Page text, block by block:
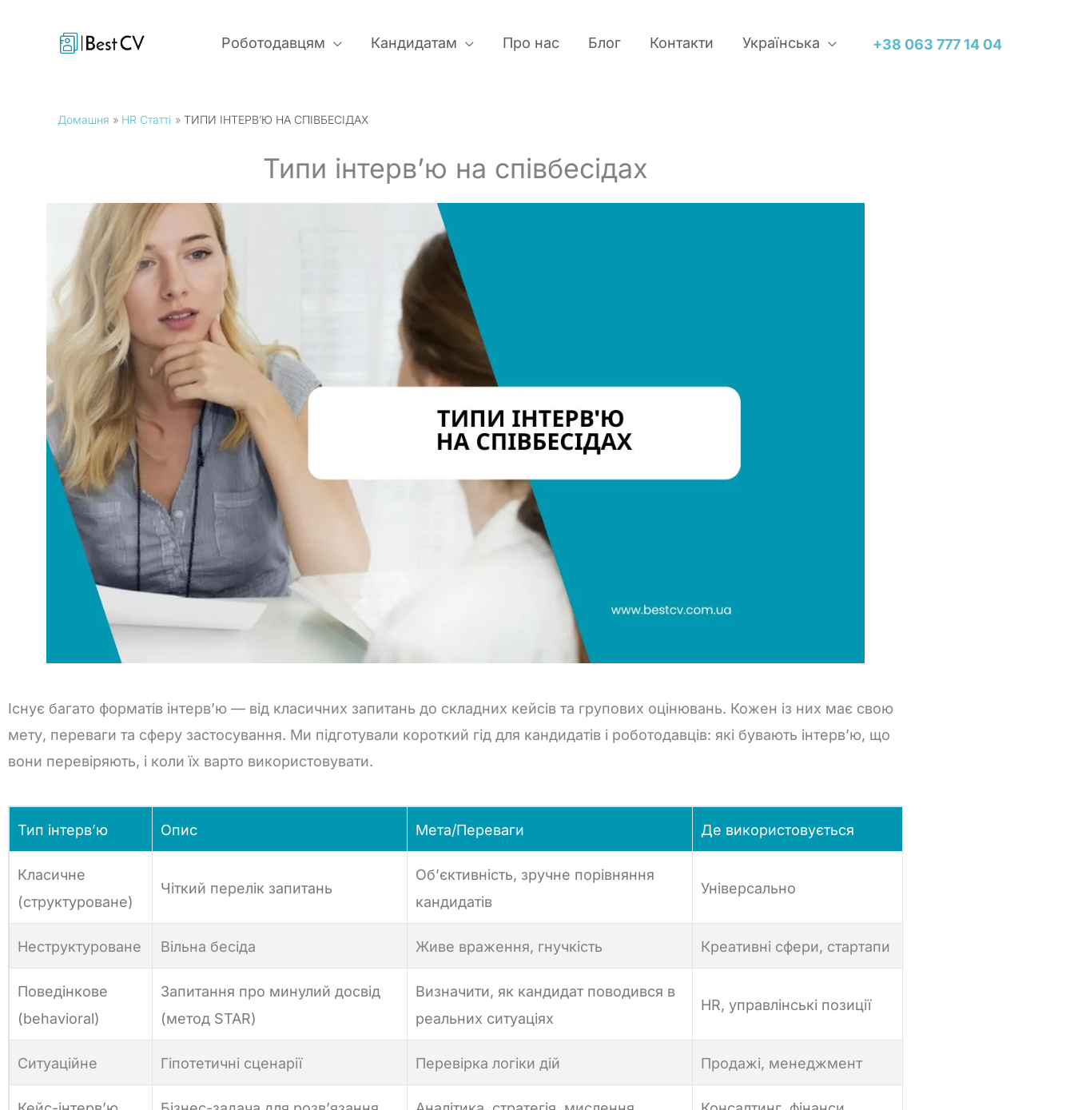
Роботодавцям Кандидатам Про нас Блог Контакти Українська +38 063 777 14 04
Домашня HR Статті ТИПИ ІНТЕРВ’Ю НА СПІВБЕСІДАХ
Типи інтерв’ю на співбесідах
Існує багато форматів інтерв’ю — від класичних запитань до складних кейсів та групових оцінювань. Кожен із них має свою
мету, переваги та сферу застосування. Ми підготували короткий гід для кандидатів і роботодавців: які бувають інтерв’ю, що
вони перевіряють, і колиїх варто використовувати.
Тип інтерв’ю Опис Мета/Переваги Де використовується
Класичне
(структуроване)
Чіткий перелік запитань
Об’єктивність, зручне порівняння
кандидатів
Універсально
Неструктуроване Вільна бесіда Живе враження, гнучкість Креативні сфери, стартапи
Поведінкове
(behavioral)
Запитання про минулий досвід
(метод STAR)
Визначити, як кандидат поводився в
реальних ситуаціях
HR, управлінські позиції
Ситуаційне Гіпотетичні сценарії Перевірка логіки дій Продажі, менеджмент